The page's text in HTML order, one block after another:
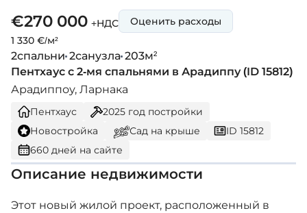
€270 000 +НДС
1 330 €/м²
Оценить расходы
2спальни 2санузла 203м²
Пентхаус с 2-мя спальнями в Арадиппу (ID 15812)
Арадиппоу, Ларнака
Пентхаус 2025 год постройки
Новостройка
Сад на крыше
ID 15812
660 дней на сайте
Описание недвижимости
Этот новый жилой проект, расположенный в